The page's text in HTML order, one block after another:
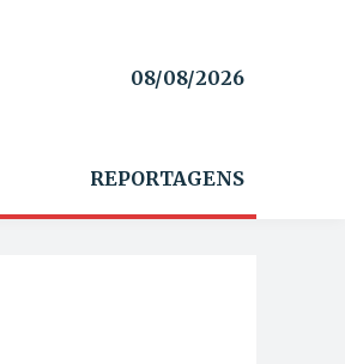
08/08/2026
REPORTAGENS